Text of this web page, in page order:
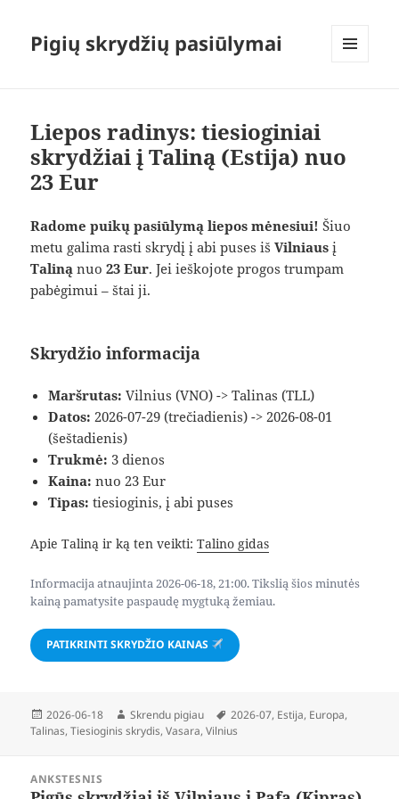
Pigių skrydžių pasiūlymai
Liepos radinys: tiesioginiai
skrydžiai į Taliną (Estija) nuo
23 Eur
Radome puikų pasiūlymą liepos mėnesiui! Šiuo
metu galima rasti skrydį į abi puses išVilniaus į
Taliną nuo23 Eur. Jei ieškojote progos trumpam
pabėgimui – štai ji.
Skrydžio informacija
Maršrutas: Vilnius (VNO) -> Talinas (TLL)
Datos: 2026-07-29 (trečiadienis) -> 2026-08-01
(šeštadienis)
Trukmė: 3 dienos
Kaina: nuo 23 Eur
Tipas: tiesioginis, į abi puses
Apie Taliną ir ką ten veikti:Talino gidas
Informacija atnaujinta 2026-06-18, 21:00. Tikslią šios minutės
kainą pamatysite paspaudę mygtuką žemiau.
PATIKRINTI SKRYDŽIO KAINAS
Paskelbta
2026-06-18 Autorius
Skrendu pigiau Žymos
2026-07, Estija, Europa,
Talinas,Tiesioginis skrydis,Vasara,Vilnius
ANKSTESNIS